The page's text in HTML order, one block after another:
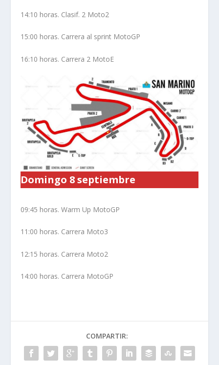
14:10 horas. Clasif. 2 Moto2
15:00 horas. Carrera al sprint MotoGP
16:10 horas. Carrera 2 MotoE
Domingo 8 septiembre
09:45 horas. Warm Up MotoGP
11:00 horas. Carrera Moto3
12:15 horas. Carrera Moto2
14:00 horas. Carrera MotoGP
COMPARTIR: